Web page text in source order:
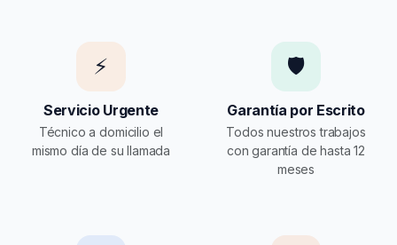
⚡
Servicio Urgente
Técnico a domicilio el
mismo día de su llamada
🛡️
Garantía por Escrito
Todos nuestros trabajos
con garantía de hasta 12
meses